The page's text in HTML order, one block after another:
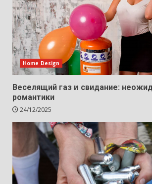
Home Design
Веселящий газ и свидание:
романтики
24/12/2025